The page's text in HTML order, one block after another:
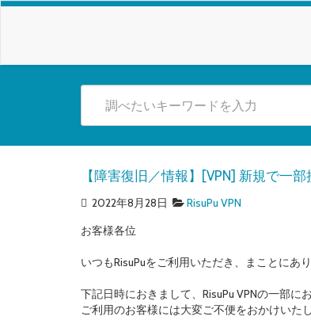
【障害復旧／情報】[VPN] 新規で一
2022年8月28日
RisuPu VPN
お客様各位
いつもRisuPuをご利用いただき、まことにあ
下記日時におきまして、RisuPu VPNの一部に
ご利用のお客様には大変ご不便をおかけい